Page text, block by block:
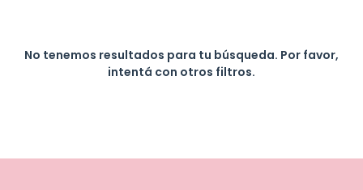
No tenemos resultados para tu búsqueda. Por favor,
intentá con otros filtros.